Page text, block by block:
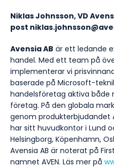
Niklas Johnsson,VD
post
Avensia AB är ett ledande
handel. Med ett team på
implementerar vi
baserade på Microsoft-
handelsföretag aktiva
företag. På den globala
genom produkterbjudandet
har sitt huvudkontor i Lund
Helsingborg, Köpenhamn,
Avensia AB är noterat på
namnet AVEN. Läs mer på